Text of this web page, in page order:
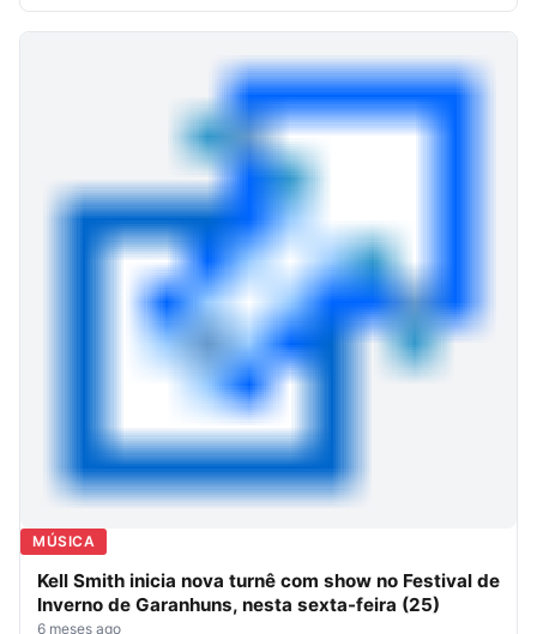
MÚSICA
Kell Smith inicia nova turnê com show no Festival de
Inverno de Garanhuns, nesta sexta-feira (25)
6 meses ago